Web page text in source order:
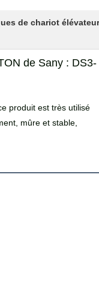
de chariot élévateur
de Sany : DS3-
produit est très utilisé
mûre et stable,